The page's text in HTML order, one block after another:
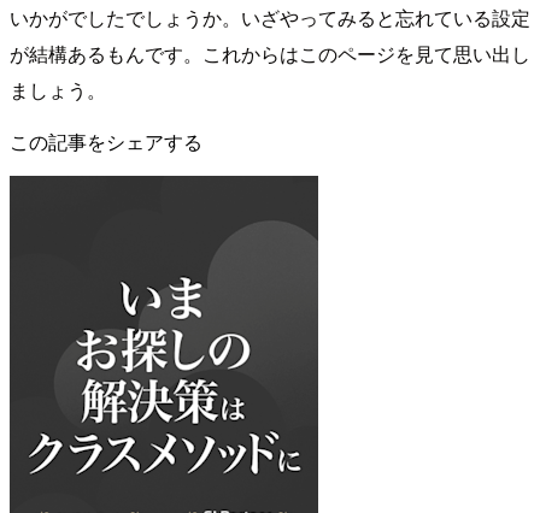
いかがでしたでしょうか。いざやってみると忘れている設定
が結構あるもんです。これからはこのページを見て思い出し
ましょう。
この記事をシェアする